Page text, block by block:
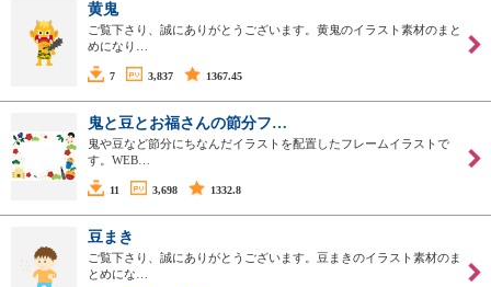
黄鬼
ご覧下さり、誠にありがとうございます。黄鬼のイラスト素材のまと
めになり…
7 3,837 1367.45
鬼と豆とお福さんの節分フ…
鬼や豆など節分にちなんだイラストを配置したフレームイラストで
す。WEB…
11 3,698 1332.8
豆まき
ご覧下さり、誠にありがとうございます。豆まきのイラスト素材のま
とめにな…